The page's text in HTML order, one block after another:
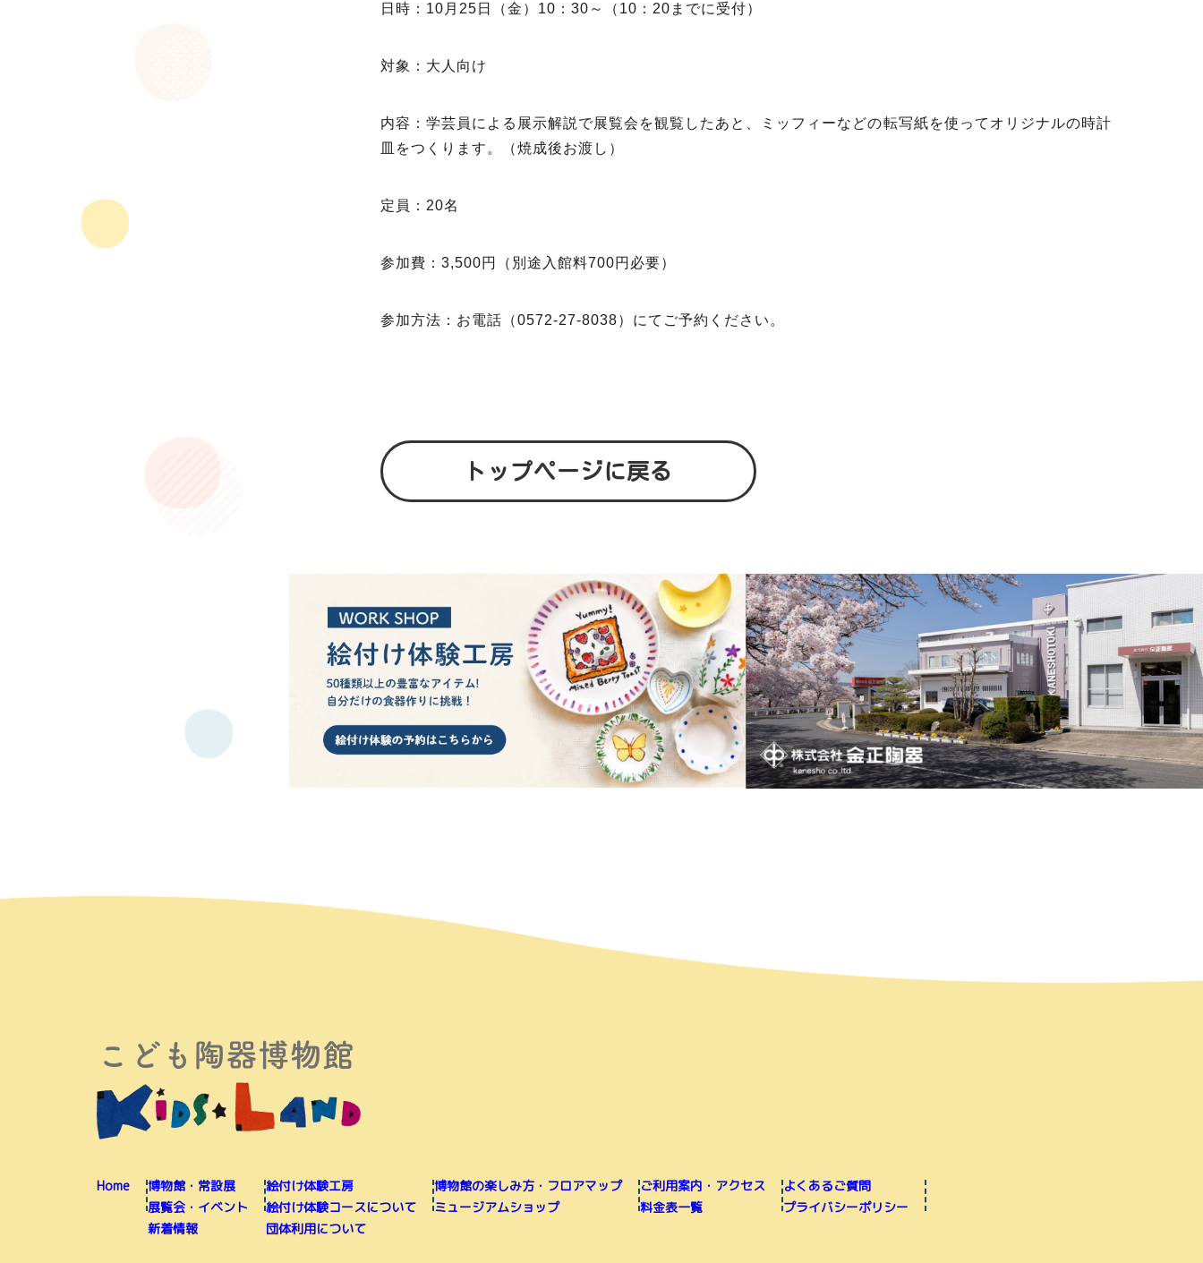
日時：10月25日（金）10：30～（10：20までに受付）
対象：大人向け
内容：学芸員による展示解説で展覧会を観覧したあと、ミッフィーなどの転写紙を使ってオリジナルの時計
皿をつくります。（焼成後お渡し）
定員：20名
参加費：3,500円（別途入館料700円必要）
参加方法：お電話（0572‐27‐8038）にてご予約ください。
トップページに戻る
Home
博物館・常設展
展覧会・イベント
新着情報
絵付け体験工房
絵付け体験コースについて
団体利用について
博物館の楽しみ方・フロアマップ
ミュージアムショップ
ご利用案内・アクセス
料金表一覧
よくあるご質問
プライバシーポリシー